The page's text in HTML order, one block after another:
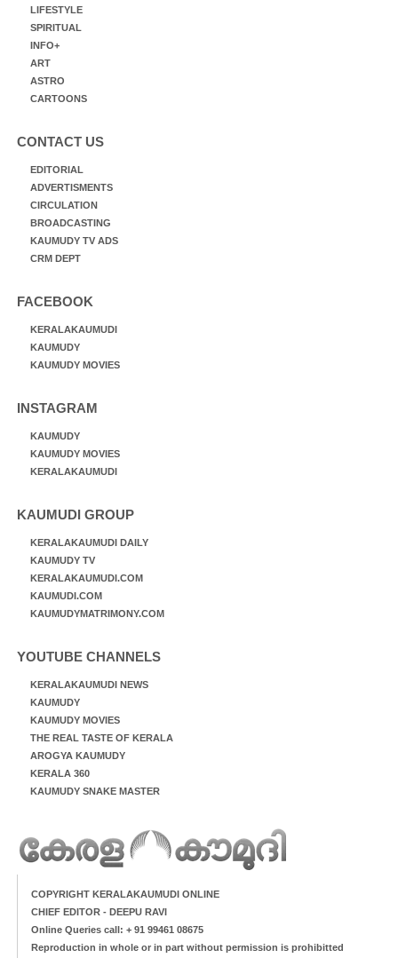
LIFESTYLE
SPIRITUAL
INFO+
ART
ASTRO
CARTOONS
CONTACT US
EDITORIAL
ADVERTISMENTS
CIRCULATION
BROADCASTING
KAUMUDY TV ADS
CRM DEPT
FACEBOOK
KERALAKAUMUDI
KAUMUDY
KAUMUDY MOVIES
INSTAGRAM
KAUMUDY
KAUMUDY MOVIES
KERALAKAUMUDI
KAUMUDI GROUP
KERALAKAUMUDI DAILY
KAUMUDY TV
KERALAKAUMUDI.COM
KAUMUDI.COM
KAUMUDYMATRIMONY.COM
YOUTUBE CHANNELS
KERALAKAUMUDI NEWS
KAUMUDY
KAUMUDY MOVIES
THE REAL TASTE OF KERALA
AROGYA KAUMUDY
KERALA 360
KAUMUDY SNAKE MASTER
COPYRIGHT KERALAKAUMUDI ONLINE
CHIEF EDITOR - DEEPU RAVI
Online Queries call: + 91 99461 08675
Reproduction in whole or in part without permission is prohibitted